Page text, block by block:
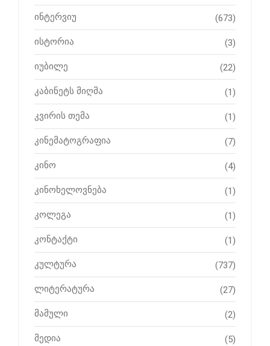
ინტერვიუ (673)
ისტორია (3)
იუბილე (22)
კაბინეტს მიღმა (1)
კვირის თემა (1)
კინემატოგრაფია (7)
კინო (4)
კინოხელოვნება (1)
კოლეგა (1)
კონტაქტი (1)
კულტურა (737)
ლიტერატურა (27)
მამული (2)
მედია (5)